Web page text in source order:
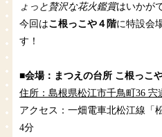
ょっと贅沢な花火鑑賞はいかが
今回はこ根っこや４階に特設会
す！
■会場：まつえの台所 こ根っこ
住所：島根県松江市千鳥町36 宍
アクセス：一畑電車北松江線「
4分